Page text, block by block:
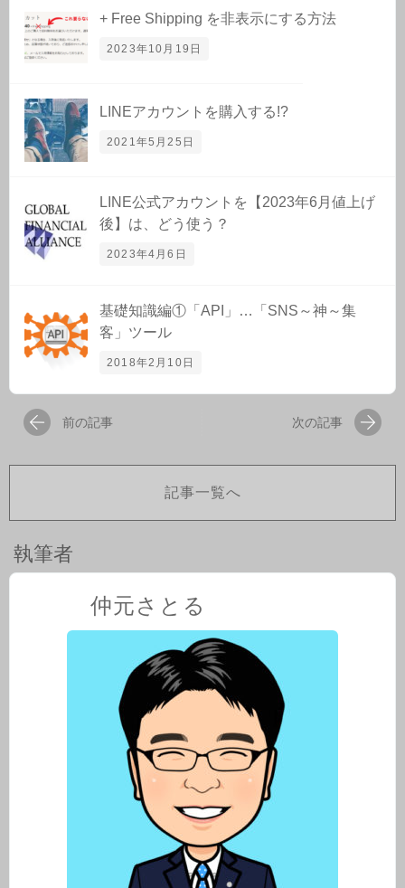
+ Free Shipping を非表示にする方法
2023年10月19日
LINEアカウントを購入する!?
2021年5月25日
LINE公式アカウントを【2023年6月値上げ
後】は、どう使う？
2023年4月6日
基礎知識編①「API」…「SNS～神～集
客」ツール
2018年2月10日
前の記事 次の記事
記事一覧へ
執筆者
仲元さとる